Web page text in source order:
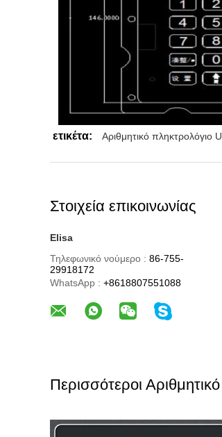
ετικέτα: Αριθμητικό πληκτρολόγιο
Στοιχεία επικοινωνίας
Elisa
Τηλεφωνικό νούμερο : 86-755-
29918172
WhatsApp : +8618807551088
Περισσότεροι